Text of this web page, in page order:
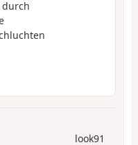
durch
look91